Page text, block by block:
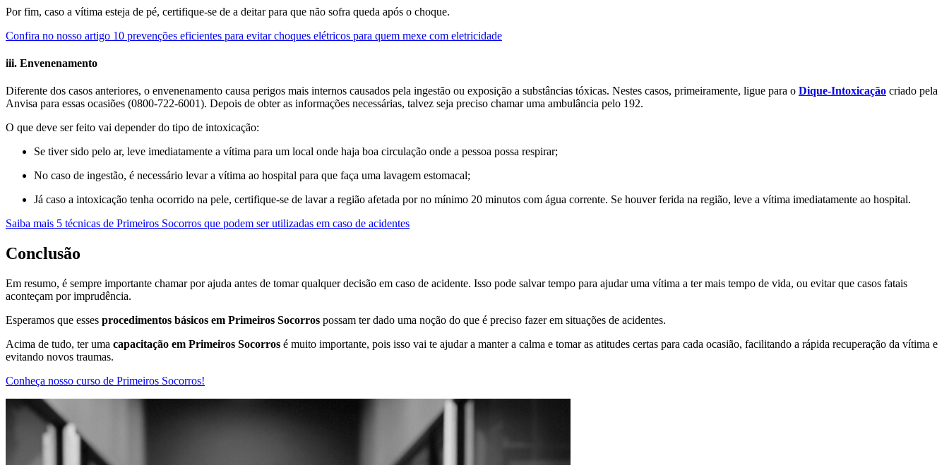
Por fim, caso a vítima esteja de pé, certifique-se de a deitar para que não sofra queda após o choque.
Confira no nosso artigo 10 prevenções eficientes para evitar choques elétricos para quem mexe com eletricidade
iii. Envenenamento
Diferente dos casos anteriores, o envenenamento causa perigos mais internos causados pela ingestão ou exposição a substâncias tóxicas. Nestes casos, primeiramente, ligue para o Dique-Intoxicação criado pela
Anvisa para essas ocasiões (0800-722-6001). Depois de obter as informações necessárias, talvez seja preciso chamar uma ambulância pelo 192.
O que deve ser feito vai depender do tipo de intoxicação:
Se tiver sido pelo ar, leve imediatamente a vítima para um local onde haja boa circulação onde a pessoa possa respirar;
No caso de ingestão, é necessário levar a vítima ao hospital para que faça uma lavagem estomacal;
Já caso a intoxicação tenha ocorrido na pele, certifique-se de lavar a região afetada por no mínimo 20 minutos com água corrente. Se houver ferida na região, leve a vítima imediatamente ao hospital.
Saiba mais 5 técnicas de Primeiros Socorros que podem ser utilizadas em caso de acidentes
Conclusão
Em resumo, é sempre importante chamar por ajuda antes de tomar qualquer decisão em caso de acidente. Isso pode salvar tempo para ajudar uma vítima a ter mais tempo de vida, ou evitar que casos fatais
aconteçam por imprudência.
Esperamos que esses procedimentos básicos em Primeiros Socorros possam ter dado uma noção do que é preciso fazer em situações de acidentes.
Acima de tudo, ter uma capacitação em Primeiros Socorros é muito importante, pois isso vai te ajudar a manter a calma e tomar as atitudes certas para cada ocasião, facilitando a rápida recuperação da vítima e
evitando novos traumas.
Conheça nosso curso de Primeiros Socorros!